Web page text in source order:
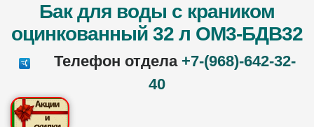
Бак для воды с краником
оцинкованный 32 л ОМ3-БДВ32
Телефон отдела +7-(968)-642-32-
40